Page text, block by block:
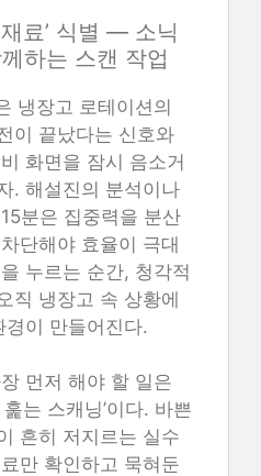
료’ 식별 — 소닉
하는 스캔 작업
냉장고 로테이션의
이 끝났다는 신호와
화면을 잠시 음소거
. 해설진의 분석이나
분은 집중력을 분산
단해야 효율이 극대
누르는 순간, 청각적
직 냉장고 속 상황에
이 만들어진다.
먼저 해야 할 일은
는 스캐닝’이다. 바쁜
흔히 저지르는 실수
만 확인하고 묵혀둔